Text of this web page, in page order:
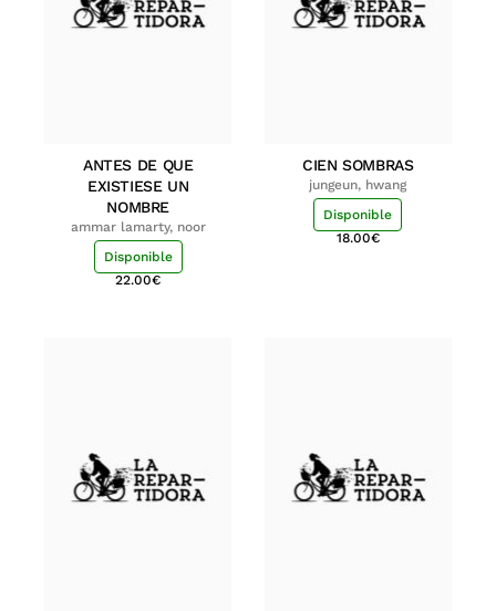
ANTES DE QUE
EXISTIESE UN
NOMBRE
ammar lamarty, noor
Disponible
22.00€
CIEN SOMBRAS
jungeun, hwang
Disponible
18.00€